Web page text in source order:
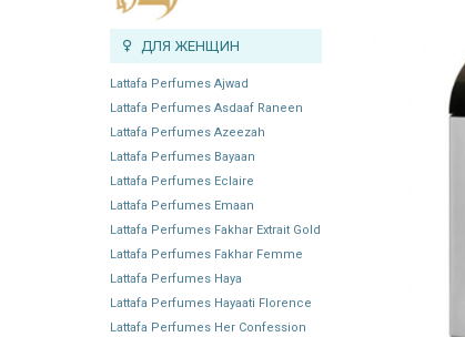
ДЛЯ ЖЕНЩИН
Lattafa Perfumes Ajwad
Lattafa Perfumes Asdaaf Raneen
Lattafa Perfumes Azeezah
Lattafa Perfumes Bayaan
Lattafa Perfumes Eclaire
Lattafa Perfumes Emaan
Lattafa Perfumes Fakhar Extrait Gold
Lattafa Perfumes Fakhar Femme
Lattafa Perfumes Haya
Lattafa Perfumes Hayaati Florence
Lattafa Perfumes Her Confession